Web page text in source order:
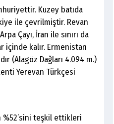
Kuzey batıda
ile çevrilmiştir. Revan
Çayı, İran ile sınırı da
içinde kalır. Ermenistan
(Alagöz Dağları 4.094 m.)
Yerevan Türkçesi
%52’sini teşkil ettikleri